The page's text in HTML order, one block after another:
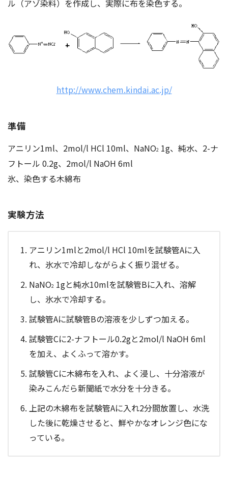
ル（アゾ染料）を作成し、実際に布を染色する。
http://www.chem.kindai.ac.jp/
準備
アニリン1ml、2mol/l HCl 10ml、NaNO2 1g、純水、2-ナ
フトール 0.2g、2mol/l NaOH 6ml
氷、染色する木綿布
実験方法
アニリン1mlと2mol/l HCl 10mlを試験管Aに入
れ、氷水で冷却しながらよく振り混ぜる。
NaNO2 1gと純水10mlを試験管Bに入れ、溶解
し、氷水で冷却する。
試験管Aに試験管Bの溶液を少しずつ加える。
試験管Cに2-ナフトール0.2gと2mol/l NaOH 6ml
を加え、よくふって溶かす。
試験管Cに木綿布を入れ、よく浸し、十分溶液が
染みこんだら新聞紙で水分を十分きる。
上記の木綿布を試験管Aに入れ2分間放置し、水洗
した後に乾燥させると、鮮やかなオレンジ色にな
っている。